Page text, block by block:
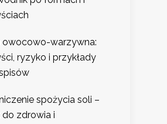
owocowo-warzywna:
ryzyko i przykłady
spożycia soli –
do zdrowia i